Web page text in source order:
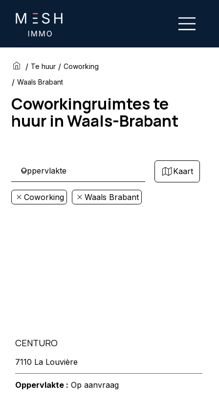
/ Te huur / Coworking
/ Waals Brabant
Coworkingruimtes te
huur in Waals-Brabant
Kaart
Coworking Waals Brabant
CENTURO
7110 La Louvière
Oppervlakte : Op aanvraag